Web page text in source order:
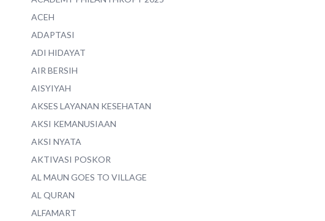
ACEH
ADAPTASI
ADI HIDAYAT
AIR BERSIH
AISYIYAH
AKSES LAYANAN KESEHATAN
AKSI KEMANUSIAAN
AKSI NYATA
AKTIVASI POSKOR
AL MAUN GOES TO VILLAGE
AL QURAN
ALFAMART